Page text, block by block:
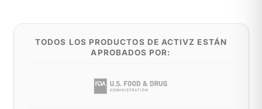
TODOS LOS PRODUCTOS DE ACTIVZ ESTÁN
APROBADOS POR: